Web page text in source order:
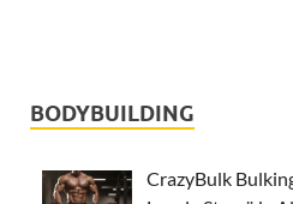
BODYBUILDING
CrazyBulk